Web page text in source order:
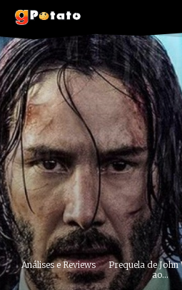
Análises e Reviews
Prequela de
ao...